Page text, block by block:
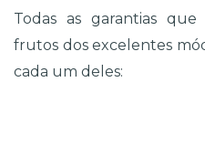
Todas as garantias que
frutos dos excelentes
cada um deles: